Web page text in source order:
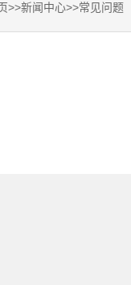
>>新闻中心>>常见问题